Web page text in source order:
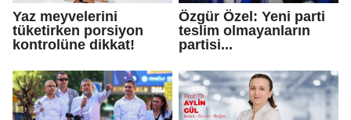
Yaz meyvelerini
tüketirken porsiyon
kontrolüne dikkat!
Özgür Özel: Yeni parti
teslim olmayanların
partisi...